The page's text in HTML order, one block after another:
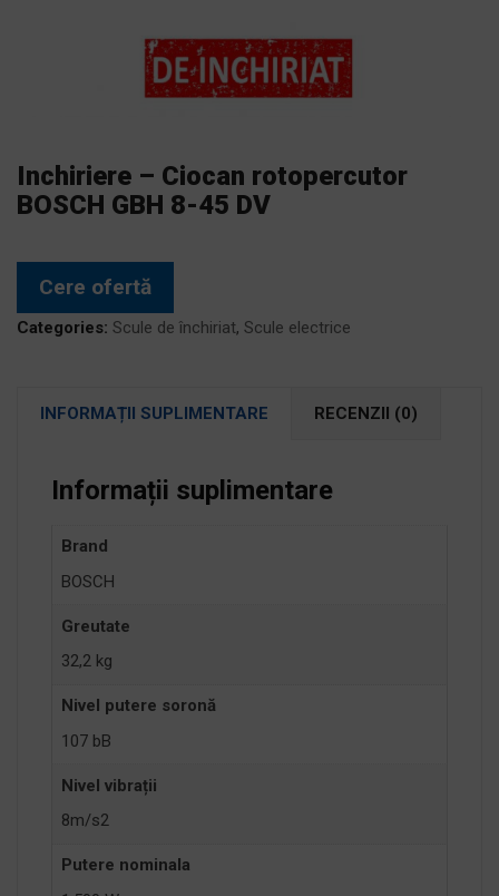
Inchiriere – Ciocan rotopercutor
BOSCH GBH 8-45 DV
Cere ofertă
Categories: Scule de închiriat, Scule electrice
INFORMAȚII SUPLIMENTARE RECENZII (0)
Informații suplimentare
Brand
BOSCH
Greutate
32,2 kg
Nivel putere soronă
107 bB
Nivel vibrații
8m/s2
Putere nominala